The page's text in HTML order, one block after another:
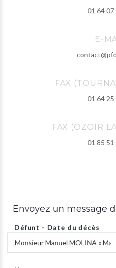
01 64 07
E-
FAX
01 64 25
FAX (OZOIR
01 85 51
Envoyez un message
Défunt - Date du décès